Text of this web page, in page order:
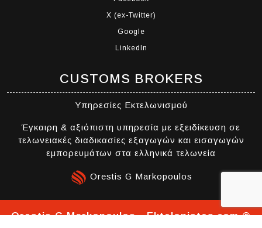
X (ex-Twitter)
Google
LinkedIn
CUSTOMS BROKERS
Υπηρεσίες Εκτελωνισμού
Έγκαιρη & αξιόπιστη υπηρεσία με εξειδίκευση σε
τελωνειακές διαδικασίες εξαγωγών και εισαγωγών
εμπορευμάτων στα ελληνικά τελωνεία
Orestis G Markopoulos
Orestis G Markopoulos - Ektelonistes.com ®